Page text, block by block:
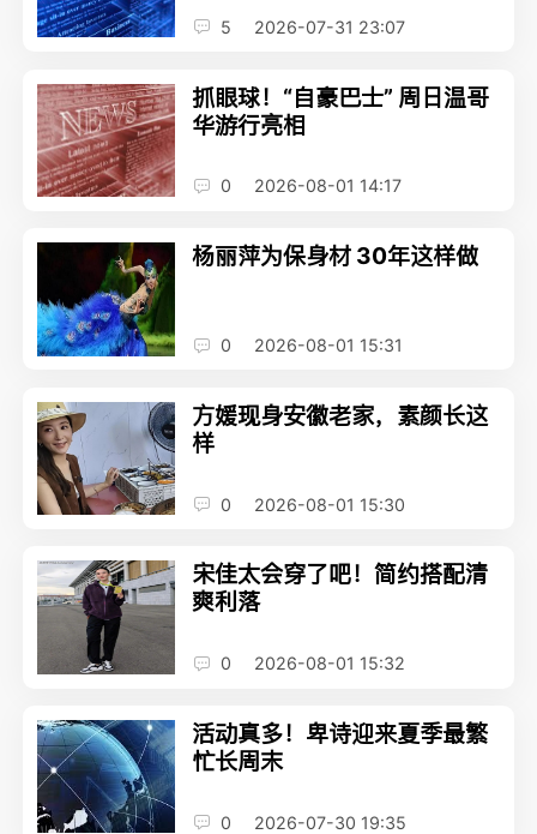
5 2026-07-31 23:07
抓眼球！“自豪巴士” 周日温哥
华游行亮相
0 2026-08-01 14:17
杨丽萍为保身材 30年这样做
0 2026-08-01 15:31
方媛现身安徽老家，素颜长这
样
0 2026-08-01 15:30
宋佳太会穿了吧！简约搭配清
爽利落
0 2026-08-01 15:32
活动真多！卑诗迎来夏季最繁
忙长周末
0 2026-07-30 19:35